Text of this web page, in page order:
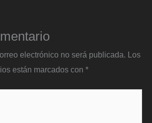
electrónico no será publicada.
Los
están marcados con *